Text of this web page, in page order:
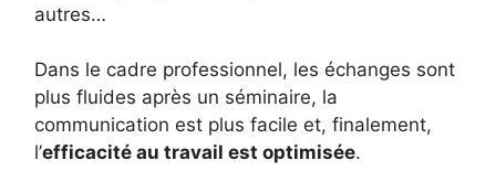
autres…
Dans le cadre professionnel, les échanges sont
plus fluides après un séminaire, la
communication est plus facile et, finalement,
l’efficacité au travail est optimisée.